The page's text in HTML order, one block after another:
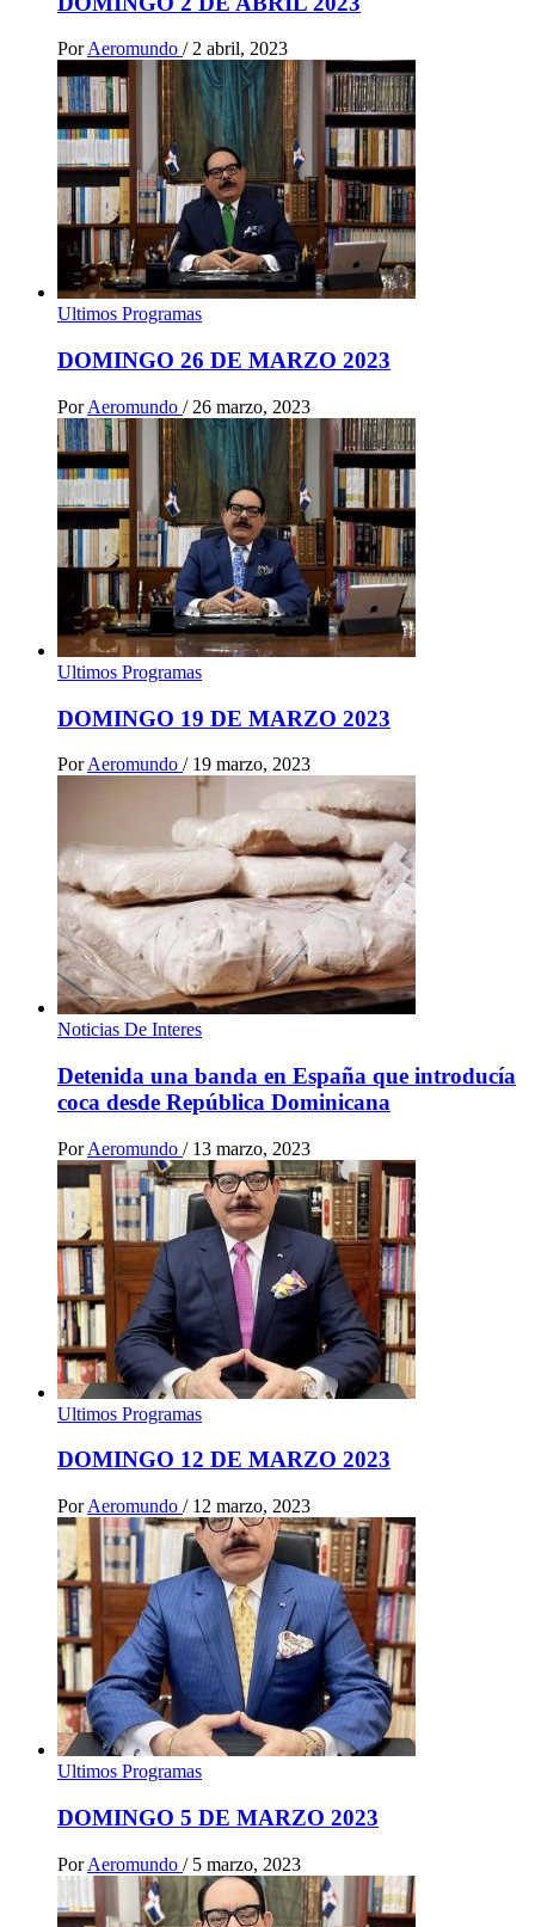
Por Aeromundo / 2 abril, 2023
Ultimos Programas
DOMINGO 26 DE MARZO 2023
Por Aeromundo / 26 marzo, 2023
Ultimos Programas
DOMINGO 19 DE MARZO 2023
Por Aeromundo / 19 marzo, 2023
Noticias De Interes
Detenida una banda en España que introducía
coca desde República Dominicana
Por Aeromundo / 13 marzo, 2023
Ultimos Programas
DOMINGO 12 DE MARZO 2023
Por Aeromundo / 12 marzo, 2023
Ultimos Programas
DOMINGO 5 DE MARZO 2023
Por Aeromundo / 5 marzo, 2023